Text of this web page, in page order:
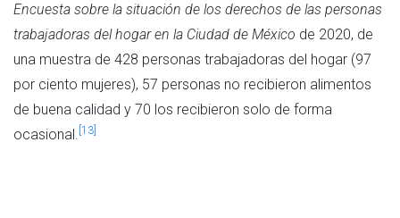
Encuesta sobre la situación de los derechos de las personas
trabajadoras del hogar en la Ciudad de México de 2020, de
una muestra de 428 personas trabajadoras del hogar (97
por ciento mujeres), 57 personas no recibieron alimentos
de buena calidad y 70 los recibieron solo de forma
ocasional. [13]